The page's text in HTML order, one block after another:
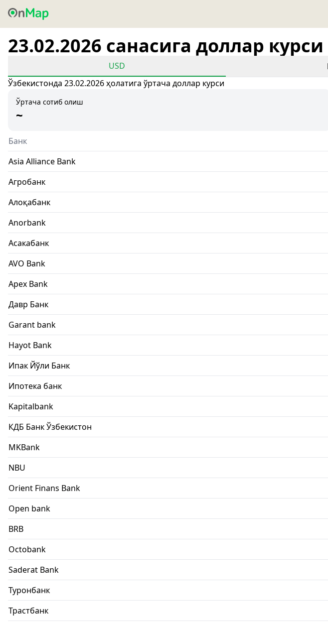
23.02.2026 санасига доллар курси
USD
Ўзбекистонда 23.02.2026 ҳолатига ўртача доллар курси
Ўртача сотиб олиш
~
Банк
Asia Alliance Bank
Агробанк
Алоқабанк
Anorbank
Асакабанк
AVO Bank
Apex Bank
Давр Банк
Garant bank
Hayot Bank
Ипак Йўли Банк
Ипотека банк
Kapitalbank
КДБ Банк Ўзбекистон
MKBank
NBU
Orient Finans Bank
Open bank
BRB
Octobank
Saderat Bank
Туронбанк
Трастбанк